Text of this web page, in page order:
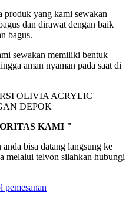
produk yang kami sewakan
dan dirawat dengan baik
bagus.
sewakan memiliki bentuk
aman nyaman pada saat di
KAMI "
bisa datang langsung ke
melalui telvon silahkan hubungi